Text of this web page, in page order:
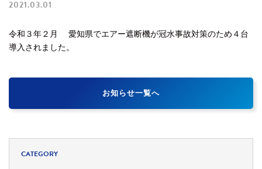
2021.03.01
令和３年２月 愛知県でエアー遮断機が冠水事故対策のため４台
導入されました。
お知らせ一覧へ
CATEGORY